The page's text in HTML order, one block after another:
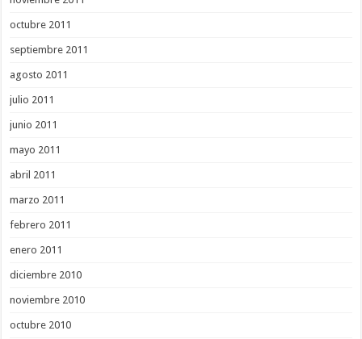
octubre 2011
septiembre 2011
agosto 2011
julio 2011
junio 2011
mayo 2011
abril 2011
marzo 2011
febrero 2011
enero 2011
diciembre 2010
noviembre 2010
octubre 2010